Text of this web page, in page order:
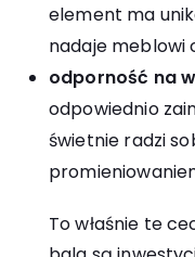
element ma
nadaje meblowi
odporność na
odpowiednio
świetnie radzi
To właśnie te